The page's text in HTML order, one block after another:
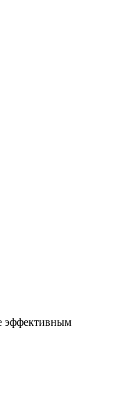
эффективным